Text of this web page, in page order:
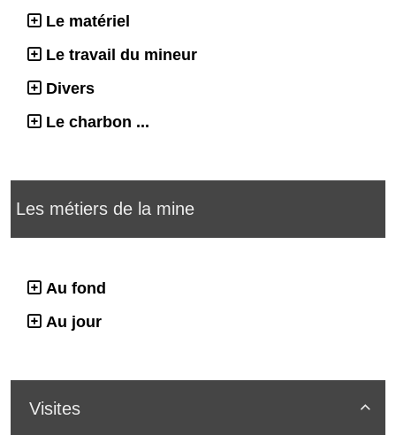
Le matériel
Le travail du mineur
Divers
Le charbon ...
Les métiers de la mine
Au fond
Au jour

Visites